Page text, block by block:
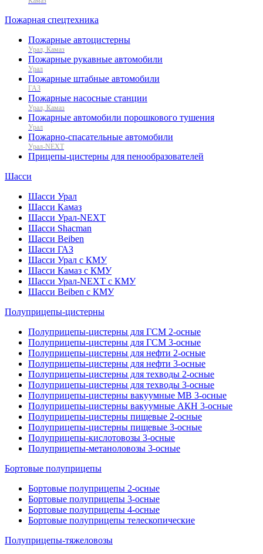
Пожарная спецтехника
Пожарные автоцистерны
Урал, Камаз
Пожарные рукавные автомобили
Урал
Пожарные штабные автомобили
ГАЗ
Пожарные насосные станции
Урал, Камаз
Пожарные автомобили порошкового тушения
Урал
Пожарно-спасательные автомобили
Урал-NEXT
Прицепы-цистерны для пенообразователей
Шасси
Шасси Урал
Шасси Камаз
Шасси Урал-NEXT
Шасси Shacman
Шасси Beiben
Шасси ГАЗ
Шасси Урал с КМУ
Шасси Камаз с КМУ
Шасси Урал-NEXT с КМУ
Шасси Beiben с КМУ
Полуприцепы-цистерны
Полуприцепы-цистерны для ГСМ 2-осные
Полуприцепы-цистерны для ГСМ 3-осные
Полуприцепы-цистерны для нефти 2-осные
Полуприцепы-цистерны для нефти 3-осные
Полуприцепы-цистерны для техводы 2-осные
Полуприцепы-цистерны для техводы 3-осные
Полуприцепы-цистерны вакуумные МВ 3-осные
Полуприцепы-цистерны вакуумные АКН 3-осные
Полуприцепы-цистерны пищевые 2-осные
Полуприцепы-цистерны пищевые 3-осные
Полуприцепы-кислотовозы 3-осные
Полуприцепы-метаноловозы 3-осные
Бортовые полуприцепы
Бортовые полуприцепы 2-осные
Бортовые полуприцепы 3-осные
Бортовые полуприцепы 4-осные
Бортовые полуприцепы телескопические
Полуприцепы-тяжеловозы